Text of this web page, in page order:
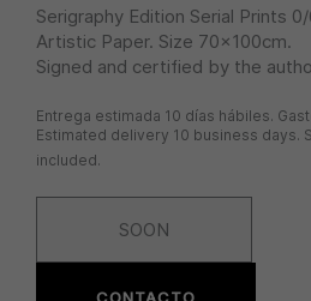
Serigraphy Edition Serial Prints 0/
Artistic Paper. Size 70x100cm.
Signed and certified by the
Entrega estimada 10 días hábiles.
Estimated delivery 10 business days.
included.
SOON